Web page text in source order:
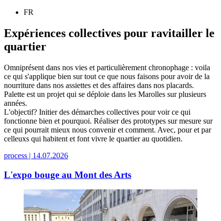
FR
Expériences collectives pour ravitailler le
quartier
Omniprésent dans nos vies et particulièrement chronophage : voila
ce qui s'applique bien sur tout ce que nous faisons pour avoir de la
nourriture dans nos assiettes et des affaires dans nos placards.
Palette est un projet qui se déploie dans les Marolles sur plusieurs
années.
L'objectif? Initier des démarches collectives pour voir ce qui
fonctionne bien et pourquoi. Réaliser des prototypes sur mesure sur
ce qui pourrait mieux nous convenir et comment. Avec, pour et par
celleuxs qui habitent et font vivre le quartier au quotidien.
process | 14.07.2026
L'expo bouge au Mont des Arts